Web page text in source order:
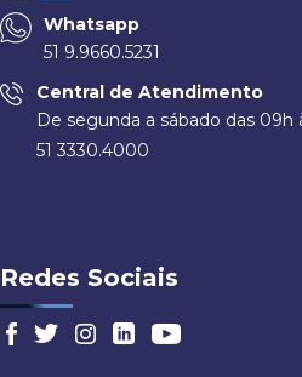
Whatsapp
51 9.9660.5231
Central de Atendimento
De segunda a sábado das 09h
51 3330.4000
Redes Sociais